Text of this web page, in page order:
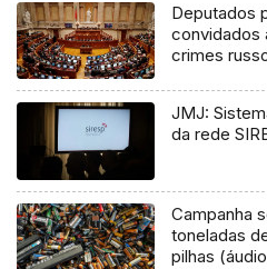
Deputados
convidados
crimes
JMJ:
da rede
Campanha
toneladas
pilhas